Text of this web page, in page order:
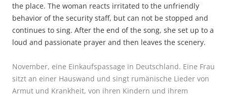
the place. The woman reacts irritated to the unfriendly
behavior of the security staff, but can not be stopped and
continues to sing. After the end of the song, she set up to a
loud and passionate prayer and then leaves the scenery.
November, eine Einkaufspassage in Deutschland. Eine Frau
sitzt an einer Hauswand und singt rumänische Lieder von
Armut und Krankheit, von ihren Kindern und ihrem